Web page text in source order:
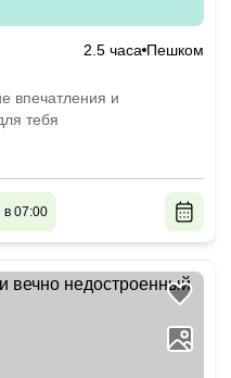
2.5 часа Пешком
впечатления и
тебя
в 07:00